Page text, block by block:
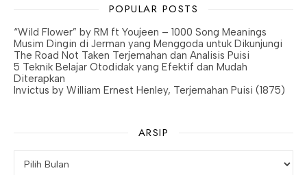
POPULAR POSTS
“Wild Flower” by RM ft Youjeen – 1000 Song Meanings
Musim Dingin di Jerman yang Menggoda untuk Dikunjungi
The Road Not Taken Terjemahan dan Analisis Puisi
5 Teknik Belajar Otodidak yang Efektif dan Mudah
Diterapkan
Invictus by William Ernest Henley, Terjemahan Puisi (1875)
ARSIP